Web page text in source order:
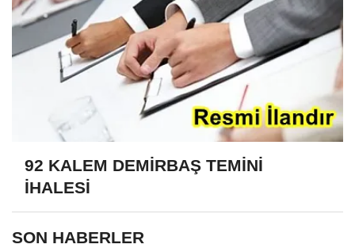
92 KALEM DEMİRBAŞ TEMİNİ
İHALESİ
SON HABERLER